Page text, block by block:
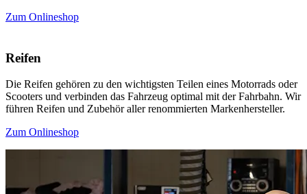
Zum Onlineshop
Reifen
Die Reifen gehören zu den wichtigsten Teilen eines Motorrads oder
Scooters und verbinden das Fahrzeug optimal mit der Fahrbahn. Wir
führen Reifen und Zubehör aller renommierten Markenhersteller.
Zum Onlineshop